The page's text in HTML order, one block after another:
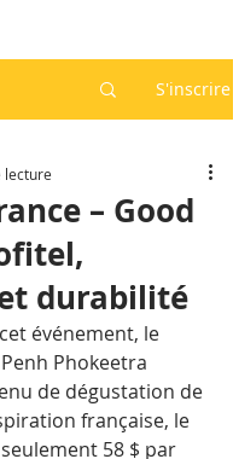
S'inscrire
– Good
durabilité
lecture
événement, le
Phokeetra
de dégustation de
française, le
58 $ par